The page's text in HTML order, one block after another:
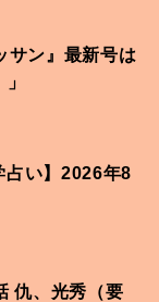
サン』最新号は
占い】2026年8
仇、光秀（要